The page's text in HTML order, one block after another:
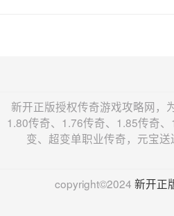
新开正版授权传奇游戏攻略网，
1.80传奇、1.76传奇、1.85传奇
变、超变单职业传奇，元宝送
copyright©2024 新开正